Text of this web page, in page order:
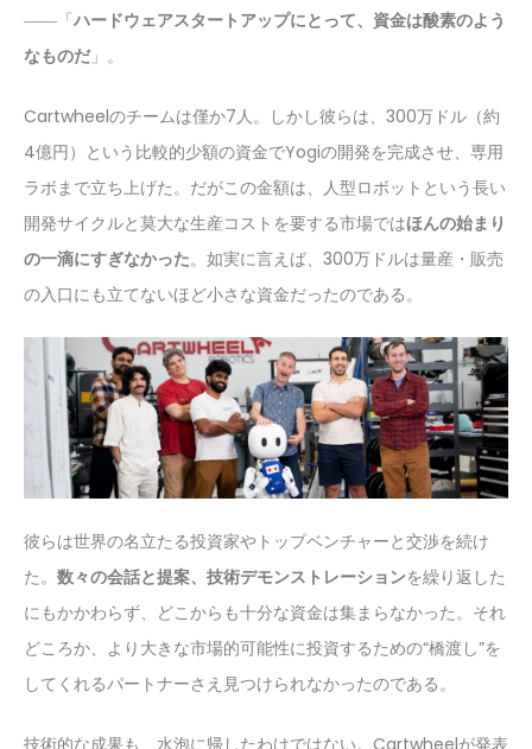
――「ハードウェアスタートアップにとって、資金は酸素のよう
なものだ」。
Cartwheelのチームは僅か7人。しかし彼らは、300万ドル（約
4億円）という比較的少額の資金でYogiの開発を完成させ、専用
ラボまで立ち上げた。だがこの金額は、人型ロボットという長い
開発サイクルと莫大な生産コストを要する市場ではほんの始まり
の一滴にすぎなかった。如実に言えば、300万ドルは量産・販売
の入口にも立てないほど小さな資金だったのである。
彼らは世界の名立たる投資家やトップベンチャーと交渉を続け
た。 数々の会話と提案、技術デモンストレーションを繰り返した
にもかかわらず、どこからも十分な資金は集まらなかった。それ
どころか、より大きな市場的可能性に投資するための“橋渡し”を
してくれるパートナーさえ見つけられなかったのである。